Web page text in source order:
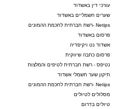
עורכי דין באשדוד
שערים חשמליים באשדוד
Netips -רשת חברתית לחכמת ההמונים
פרסום באשדוד
אשדוד נט ויקיפדיה
פרסום כתבה שיווקית
נטיפס - רשת חברתית לטיפים והמלצות
תיקון שער חשמלי אשדוד
Netips -רשת חברתית לחכמת ההמונים
מסלולים לטיולים
טיולים בדרום